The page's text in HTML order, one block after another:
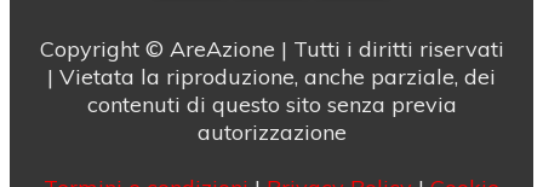
Copyright © AreAzione | Tutti i diritti riservati
| Vietata la riproduzione, anche parziale, dei
contenuti di questo sito senza previa
autorizzazione